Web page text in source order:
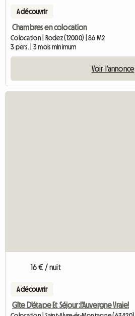
A découvrir
Chambres en colocation
Colocation | Rodez (12000) | 86 M2
3 pers. | 3 mois minimum
Voir l'annonce
16 € / nuit
A découvrir
Gîte D'étape Et Séjour:l'Auvergne Vraie!